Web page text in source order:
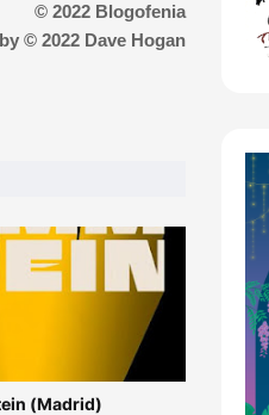
© 2022 Blogofenia
© 2022 Dave Hogan
(Madrid)